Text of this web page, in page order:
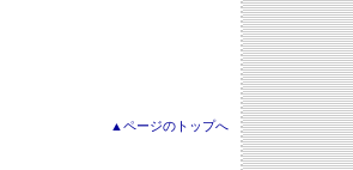
▲ページのトップへ